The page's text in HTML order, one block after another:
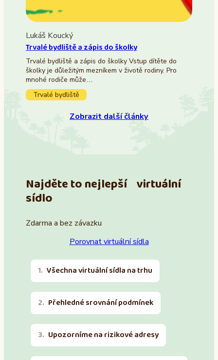
Lukáš Koucký
Trvalé bydliště a zápis do školky
Trvalé bydliště a zápis do školky Vstup dítěte do
školky je důležitým mezníkem v životě rodiny. Pro
mnohé rodiče může…
Trvalé bydliště
Zobrazit další články
Najděte to nejlepší virtuální
sídlo
Zdarma a bez závazku
Porovnat virtuální sídla
Všechna virtuální sídla na trhu
Přehledné srovnání podmínek
Upozorníme na rizikové adresy